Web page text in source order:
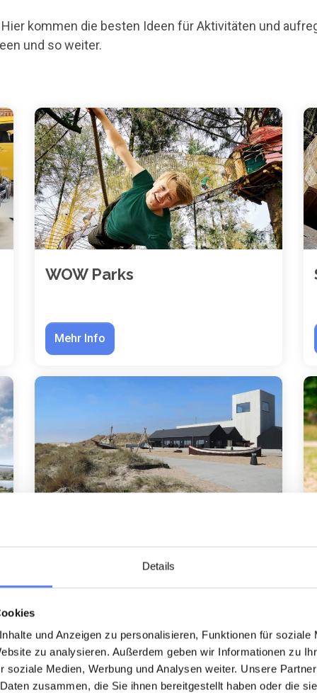
Details
und Anzeigen zu personalisieren, Funktionen für soziale
zu analysieren. Außerdem geben wir Informationen zu
soziale Medien, Werbung und Analysen weiter. Unsere
zusammen, die Sie ihnen bereitgestellt haben oder die
kommen die besten Ideen für Aktivitäten und
und so weiter.
WOW Parks
Mehr Info
Strandingsmuseum St.